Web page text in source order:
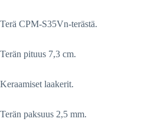
Terä CPM-S35Vn-terästä.
Terän pituus 7,3 cm.
Keraamiset laakerit.
Terän paksuus 2,5 mm.